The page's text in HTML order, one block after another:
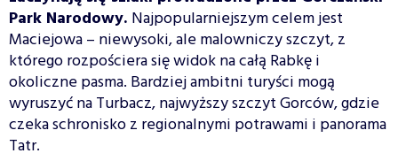
Park Narodowy. Najpopularniejszym celem jest
Maciejowa – niewysoki, ale malowniczy szczyt, z
którego rozpościera się widok na całą Rabkę i
okoliczne pasma. Bardziej ambitni turyści mogą
wyruszyć na Turbacz, najwyższy szczyt Gorców, gdzie
czeka schronisko z regionalnymi potrawami i panorama
Tatr.